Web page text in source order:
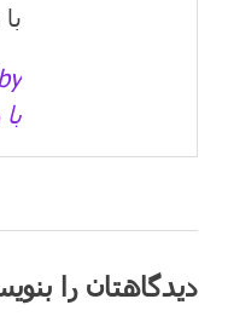
دیدگاهتان را